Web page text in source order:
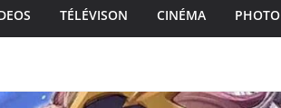
TÉLÉVISON CINÉMA PHOTO